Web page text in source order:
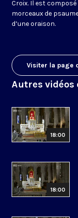
Croix. Il est
morceaux de
d’une oraison.
Visiter la page
Autres vidéos
18:00
18:00